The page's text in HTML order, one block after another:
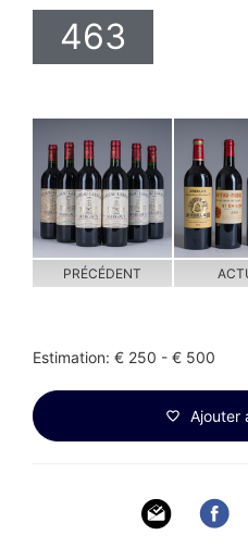
463
PRÉCÉDENT
Estimation: € 250 - € 500
Ajouter